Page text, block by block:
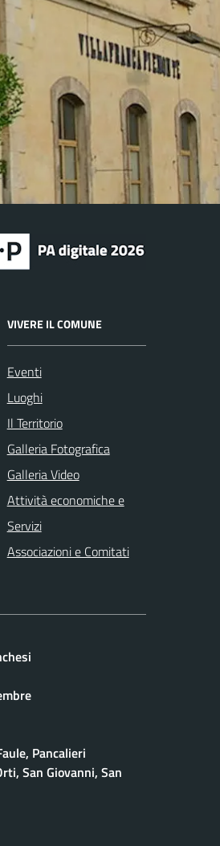
VIVERE IL COMUNE
Eventi
Luoghi
Il Territorio
Galleria Fotografica
Galleria Video
Attività economiche e
Servizi
Associazioni e Comitati
Pancalieri
San Giovanni, San